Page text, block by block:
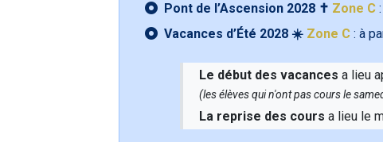
Pont de l’Ascension 2028 ✝️ Zone C:
Vacances d’Été 2028 ☀️ Zone C: à
Le début des vacances a lieu
(les élèves qui n'ont pas cours le
La reprise des cours a lieu le